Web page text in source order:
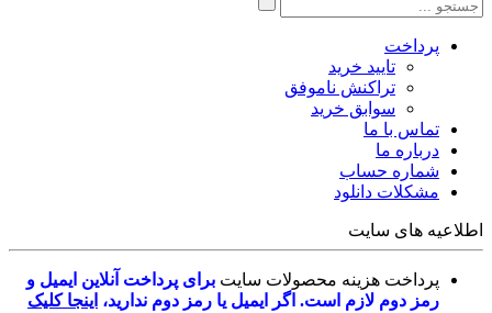
پرداخت
تایید خرید
تراکنش ناموفق
سوابق خرید
تماس با ما
درباره ما
شماره حساب
مشکلات دانلود
اطلاعیه های سایت
پرداخت هزینه محصولات سایت برای پرداخت آنلاین ایمیل و
رمز دوم لازم است. اگر ایمیل یا رمز دوم ندارید، اینجا کلیک